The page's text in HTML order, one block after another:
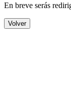
En breve serás
Volver